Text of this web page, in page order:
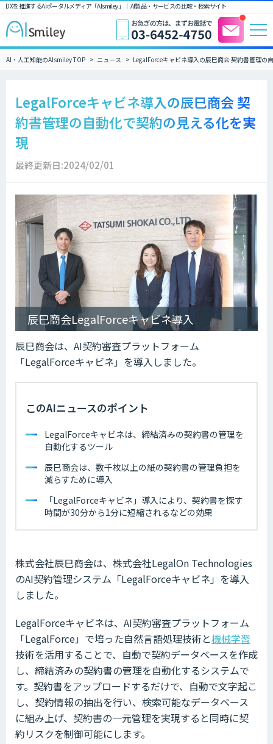
DXを推進するAIポータルメディア「AIsmiley」｜ AI製品・サービスの比較・検索サイト
AI・人工知能のAIsmiley TOP ニュース LegalForceキャビネ導入の辰巳商会 契約書管理の
LegalForceキャビネ導入の辰巳商会 契
約書管理の自動化で契約の見える化を実
現
最終更新日:2024/02/01
辰巳商会LegalForceキャビネ導入
辰巳商会は、AI契約審査プラットフォーム
「LegalForceキャビネ」を導入しました。
このAIニュースのポイント
LegalForceキャビネは、締結済みの契約書の管理を
自動化するツール
辰巳商会は、数千枚以上の紙の契約書の管理負担を
減らすために導入
「LegalForceキャビネ」導入により、契約書を探す
時間が30分から1分に短縮されるなどの効果
株式会社辰巳商会は、株式会社LegalOn Technologies
のAI契約管理システム「LegalForceキャビネ」を導入
しました。
LegalForceキャビネは、AI契約審査プラットフォーム
「LegalForce」で培った自然言語処理技術と機械学習
技術を活用することで、自動で契約データベースを作成
し、締結済みの契約書の管理を自動化するシステムで
す。契約書をアップロードするだけで、自動で文字起こ
し、契約情報の抽出を行い、検索可能なデータベース
に組み上げ、契約書の一元管理を実現すると同時に契
約リスクを制御可能にします。